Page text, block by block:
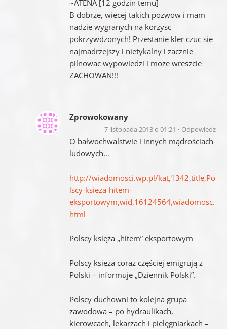
~ATENA [12 godzin temu]
B dobrze, wiecej takich pozwow i mam
nadzie wygranych na korzysc
pokrzywdzonych! Przestanie kler czuc sie
najmadrzejszy i nietykalny i zacznie
pilnowac wypowiedzi i moze wreszcie
ZACHOWAN!!!
Zprowokowany
7 listopada 2013 o 01:21 Odpowiedz
O bałwochwalstwie i innych mądrościach
ludowych…
http://wiadomosci.wp.pl/kat,1342,title,Po
lscy-ksieza-hitem-
eksportowym,wid,16124564,wiadomosc.
html
Polscy księża „hitem” eksportowym
Polscy księża coraz częściej emigrują z
Polski – informuje „Dziennik Polski”.
Polscy duchowni to kolejna grupa
zawodowa – po hydraulikach,
kierowcach, lekarzach i pielęgniarkach –